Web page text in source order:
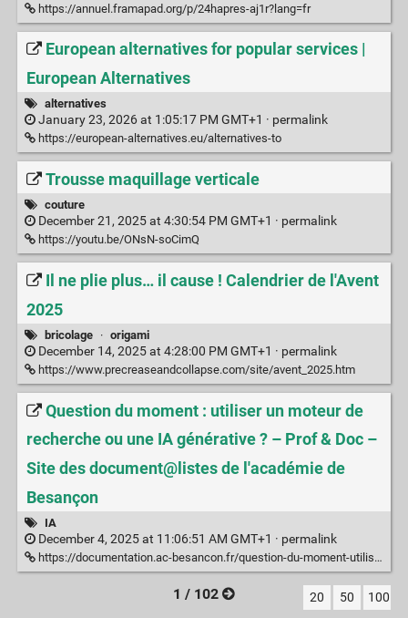
https://annuel.framapad.org/p/24hapres-aj1r?lang=fr
European alternatives for popular services |
European Alternatives
alternatives
January 23, 2026 at 1:05:17 PM GMT+1 · permalink
https://european-alternatives.eu/alternatives-to
Trousse maquillage verticale
couture
December 21, 2025 at 4:30:54 PM GMT+1 · permalink
https://youtu.be/ONsN-soCimQ
Il ne plie plus… il cause ! Calendrier de l'Avent
2025
bricolage · origami
December 14, 2025 at 4:28:00 PM GMT+1 · permalink
https://www.precreaseandcollapse.com/site/avent_2025.htm
Question du moment : utiliser un moteur de
recherche ou une IA générative ? – Prof & Doc –
Site des document@listes de l'académie de
Besançon
IA
December 4, 2025 at 11:06:51 AM GMT+1 · permalink
https://documentation.ac-besancon.fr/question-du-moment-utiliser-un-moteur-de-recherche-ou-une-ia-generative/
1 / 102 20 50 100